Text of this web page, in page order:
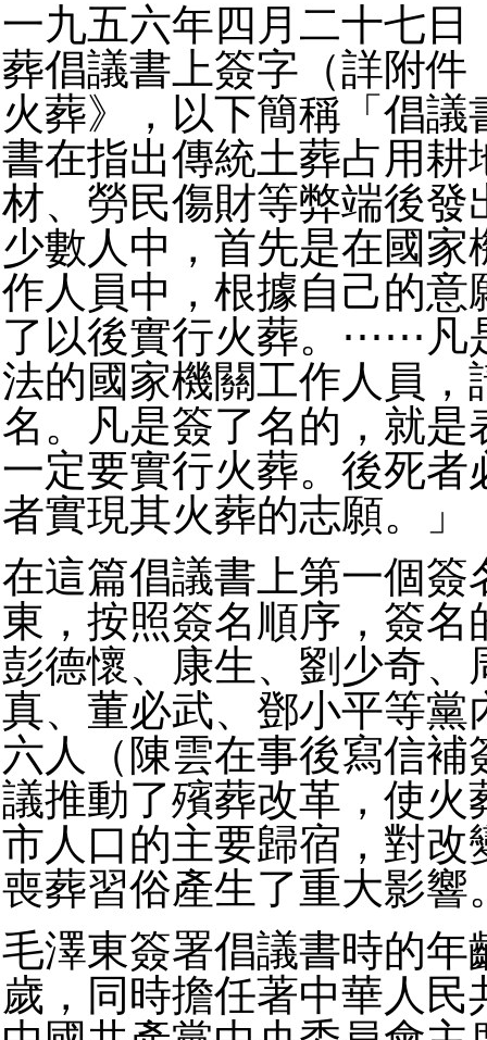
一九五六年四月二十七日
葬倡議書上簽字（詳附件
火葬》，以下簡稱「倡議
書在指出傳統土葬占用耕
材、勞民傷財等弊端後發
少數人中，首先是在國家
作人員中，根據自己的意
了以後實行火葬。⋯⋯凡
法的國家機關工作人員，
名。凡是簽了名的，就是
一定要實行火葬。後死者
者實現其火葬的志願。」
在這篇倡議書上第一個簽
東，按照簽名順序，簽名
彭德懷、康生、劉少奇、
真、董必武、鄧小平等黨
六人（陳雲在事後寫信補
議推動了殯葬改革，使火
市人口的主要歸宿，對改
喪葬習俗產生了重大影響
毛澤東簽署倡議書時的年
歲，同時擔任著中華人民